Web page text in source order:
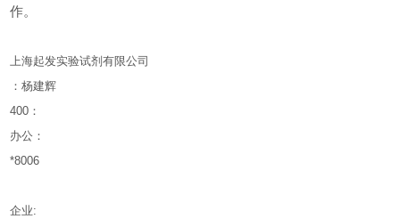
作。
上海起发实验试剂有限公司
：杨建辉
400 ：
办公：
*8006
企业: